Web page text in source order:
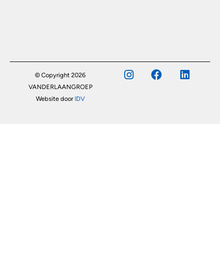
© Copyright 2026
VANDERLAANGROEP
Website door IDV